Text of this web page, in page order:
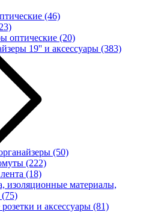
(46)
оптические (20)
19'' и аксессуары (383)
(50)
(222)
(18)
изоляционные материалы,
(75)
и аксессуары (81)